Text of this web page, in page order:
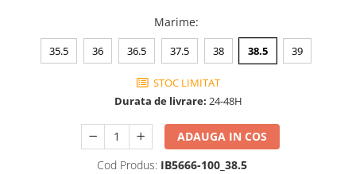
Marime:
35.5 36 36.5 37.5 38 38.5 39
STOC LIMITAT
Durata de livrare: 24-48H
ADAUGA IN COS
Cod Produs: IB5666-100_38.5